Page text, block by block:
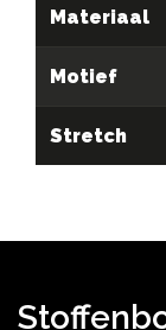
Materiaal
Motief
Stretch